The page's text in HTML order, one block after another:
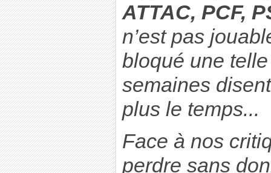
ATTAC, PCF,
n’est pas
bloqué une
semaines
plus le temps...
Face à nos
perdre sans